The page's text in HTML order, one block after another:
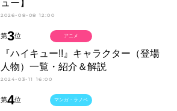
ュー】
2026-08-08 12:00
第3位
『ハイキュー!!』キャラクター（登場
人物）一覧・紹介＆解説
2024-03-11 16:00
アニメ
第4位 マンガ・ラノベ